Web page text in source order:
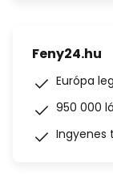
Feny24.hu
Európa
950 000
Ingyenes